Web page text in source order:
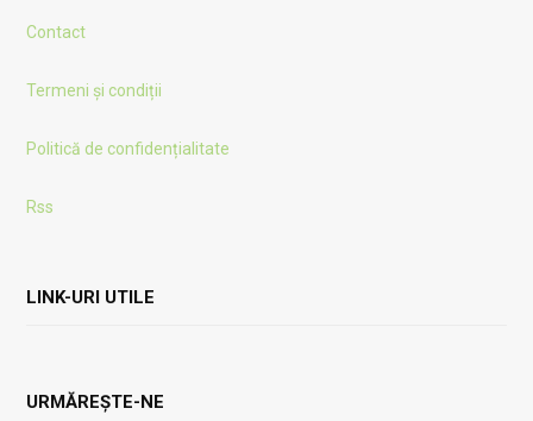
Contact
Termeni și condiții
Politică de confidențialitate
Rss
LINK-URI UTILE
URMĂREȘTE-NE